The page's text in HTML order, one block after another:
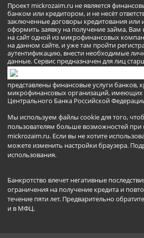
Проект mickrozaim.ru не является
банком или кредитором, и не несёт
заключенные договоры кредитования или
оформить заявку на получение займа,
на сайт одной из микрофинансовых
на данном сайте, и уже там пройти
аутентификацию, внести необходимые
данные. Сервис предназначен для лиц
представлены финансовые услуги банков,
микрофинансовых организаций,
Центрального Банка Российской
Мы используем файлы cookie для того,
пользователям больше возможностей при
mickrozaim.ru. Если вы не хотите
можете изменить настройки браузера.
использования.
Банкротство влечет негативные
ограничения на получение кредита и
течение пяти лет. Предварительно
и в МФЦ.